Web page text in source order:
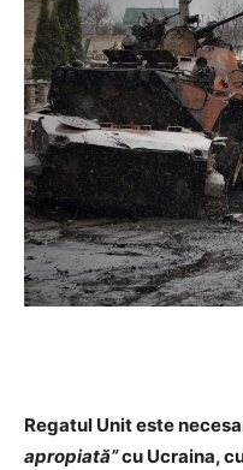
Regatul Unit este
apropiată”cu Ucraina,